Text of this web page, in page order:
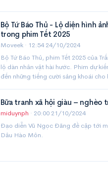
Bộ Tứ Báo Thủ - Lộ diện hình
trong phim Tết 2025
Moveek · 12:54 24/10/2024
Bộ Tứ Báo Thủ, phim Tết 2025 của
lộ dàn nhân vật hài hước. Phim dự
đến những tiếng cười sảng khoái cho
Bữa tranh xã hội giàu – nghèo
miduynph · 20:00 21/10/2024
Đạo diễn Vũ Ngọc Đãng đề cập tới
Dâu Hào Môn.